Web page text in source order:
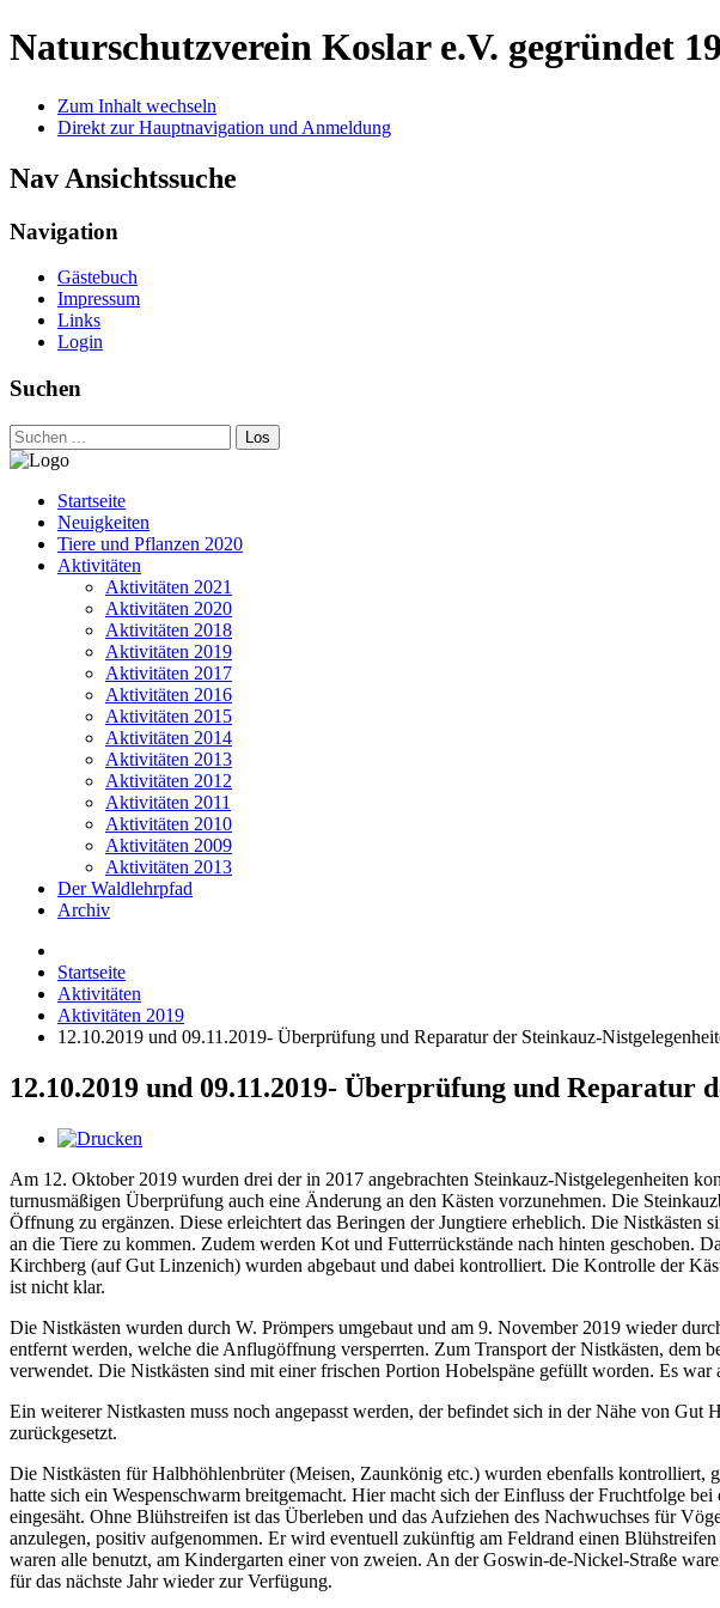
Naturschutzverein Koslar e.V. gegründet
Zum Inhalt wechseln
Direkt zur Hauptnavigation und Anmeldung
Nav Ansichtssuche
Navigation
Gästebuch
Impressum
Links
Login
Suchen
Los
Startseite
Neuigkeiten
Tiere und Pflanzen 2020
Aktivitäten
Aktivitäten 2021
Aktivitäten 2020
Aktivitäten 2018
Aktivitäten 2019
Aktivitäten 2017
Aktivitäten 2016
Aktivitäten 2015
Aktivitäten 2014
Aktivitäten 2013
Aktivitäten 2012
Aktivitäten 2011
Aktivitäten 2010
Aktivitäten 2009
Aktivitäten 2013
Der Waldlehrpfad
Archiv
Startseite
Aktivitäten
Aktivitäten 2019
12.10.2019 und 09.11.2019- Überprüfung und Reparatur der Steinkauz-
12.10.2019 und 09.11.2019- Überprüfung und Reparatur
Am 12. Oktober 2019 wurden drei der in 2017 angebrachten Steinkauz-Nistgelegenheiten
turnusmäßigen Überprüfung auch eine Änderung an den Kästen vorzunehmen. Die
Öffnung zu ergänzen. Diese erleichtert das Beringen der Jungtiere erheblich. Die
an die Tiere zu kommen. Zudem werden Kot und Futterrückstände nach hinten geschoben.
Kirchberg (auf Gut Linzenich) wurden abgebaut und dabei kontrolliert. Die Kontrolle der
ist nicht klar.
Die Nistkästen wurden durch W. Prömpers umgebaut und am 9. November 2019 wieder
entfernt werden, welche die Anflugöffnung versperrten. Zum Transport der Nistkästen,
verwendet. Die Nistkästen sind mit einer frischen Portion Hobelspäne gefüllt worden. Es
Ein weiterer Nistkasten muss noch angepasst werden, der befindet sich in der Nähe von
zurückgesetzt.
Die Nistkästen für Halbhöhlenbrüter (Meisen, Zaunkönig etc.) wurden ebenfalls
hatte sich ein Wespenschwarm breitgemacht. Hier macht sich der Einfluss der Fruchtfolge
eingesäht. Ohne Blühstreifen ist das Überleben und das Aufziehen des Nachwuchses für
anzulegen, positiv aufgenommen. Er wird eventuell zukünftig am Feldrand einen
waren alle benutzt, am Kindergarten einer von zweien. An der Goswin-de-Nickel-Straße
für das nächste Jahr wieder zur Verfügung.